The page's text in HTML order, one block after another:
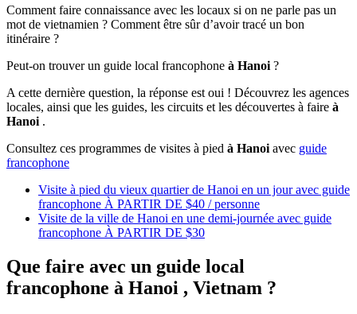
Comment faire connaissance avec les locaux si on ne parle pas un
mot de vietnamien ? Comment être sûr d’avoir tracé un bon
itinéraire ?
Peut-on trouver un guide local francophone à Hanoi ?
A cette dernière question, la réponse est oui ! Découvrez les agences
locales, ainsi que les guides, les circuits et les découvertes à faire à
Hanoi .
Consultez ces programmes de visites à pied à Hanoi avec guide
francophone
Visite à pied du vieux quartier de Hanoi en un jour avec guide
francophone À PARTIR DE $40 / personne
Visite de la ville de Hanoi en une demi-journée avec guide
francophone À PARTIR DE $30
Que faire avec un guide local
francophone à Hanoi , Vietnam ?